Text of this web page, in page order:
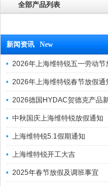
全部产品列表
新闻资讯 New
中秋国庆上海维特锐放假通知
上海维特锐5.1假期通知
上海维特锐开工大吉
2025年春节放假及调班事宜